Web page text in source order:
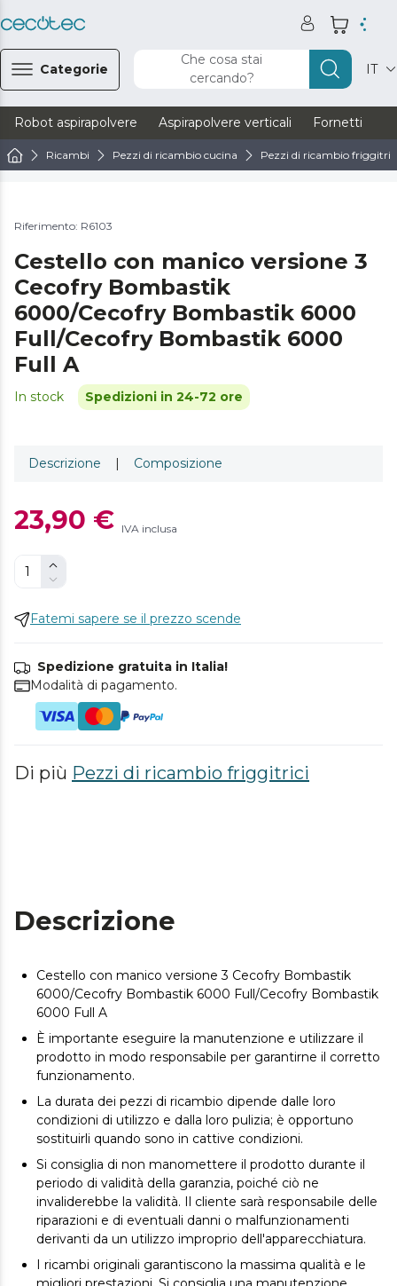
Categorie
Che cosa stai
cercando?
IT
Robot aspirapolvere Aspirapolvere verticali Fornetti
Ricambi Pezzi di ricambio cucina Pezzi di ricambio
Riferimento: R6103
Cestello con manico versione 3
Cecofry Bombastik
6000/Cecofry Bombastik 6000
Full/Cecofry Bombastik 6000
Full A
In stock Spedizioni in 24-72 ore
Descrizione | Composizione
23,90 € IVA inclusa
Fatemi sapere se il prezzo scende
Spedizione gratuita in Italia!
Modalità di pagamento.
Di più Pezzi di ricambio friggitrici
Descrizione
Cestello con manico versione 3 Cecofry Bombastik
6000/Cecofry Bombastik 6000 Full/Cecofry Bombastik
6000 Full A
È importante eseguire la manutenzione e utilizzare il
prodotto in modo responsabile per garantirne il corretto
funzionamento.
La durata dei pezzi di ricambio dipende dalle loro
condizioni di utilizzo e dalla loro pulizia; è opportuno
sostituirli quando sono in cattive condizioni.
Si consiglia di non manomettere il prodotto durante il
periodo di validità della garanzia, poiché ciò ne
invaliderebbe la validità. Il cliente sarà responsabile delle
riparazioni e di eventuali danni o malfunzionamenti
derivanti da un utilizzo improprio dell'apparecchiatura.
I ricambi originali garantiscono la massima qualità e le